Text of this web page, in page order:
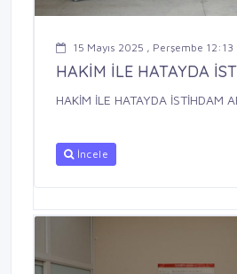
15 Mayıs 2025 , Perşembe 12:13
HAKİM İLE HATAYDA
HAKİM İLE HATAYDA İSTİHDAM
İncele